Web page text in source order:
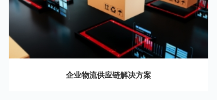
企业物流供应链解决方案